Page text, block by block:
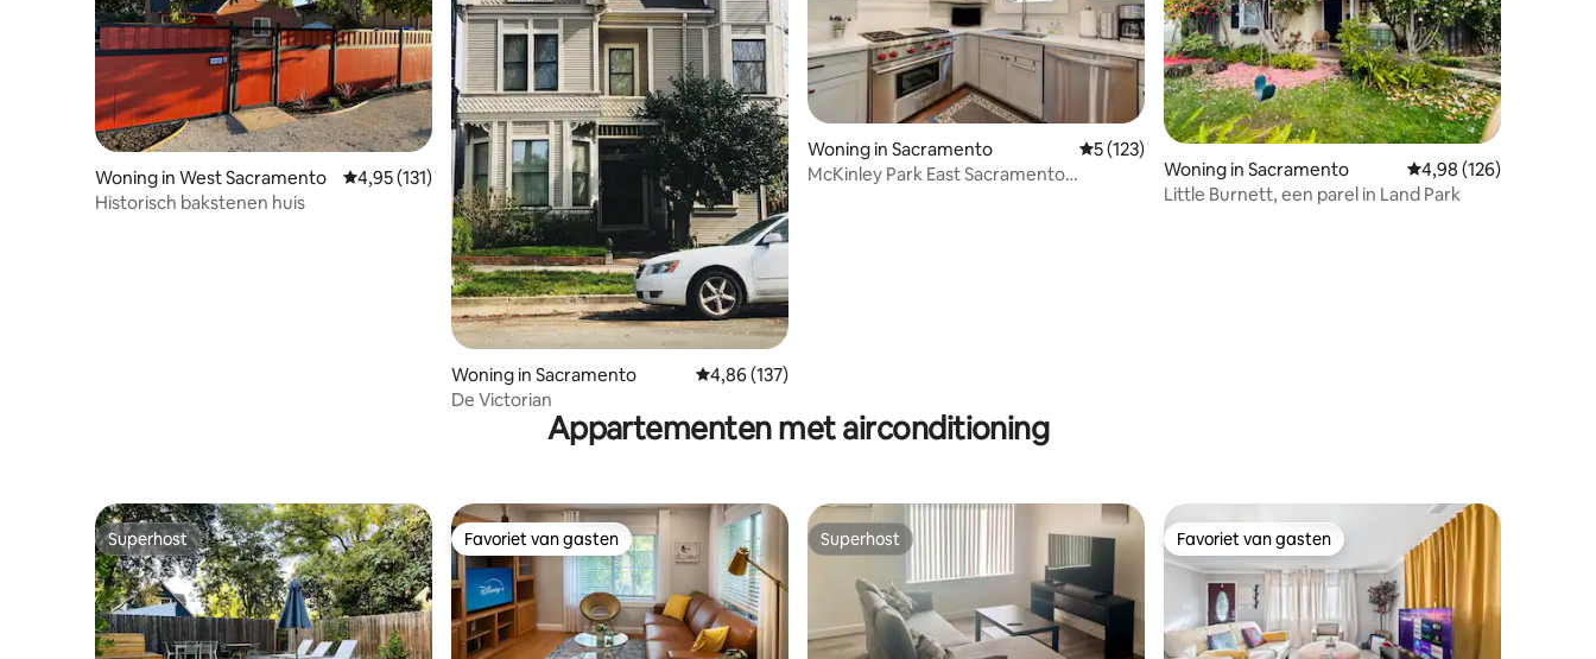
Woning in West Sacramento Gemiddelde beoordeling van 4,95 op 5, 131 recensies
4,95 (131)
Historisch bakstenen huis
Woning in Sacramento Gemiddelde beoordeling van 4,86 op 5, 137 recensies
4,86 (137)
De Victorian
Woning in Sacramento Gemiddelde beoordeling van 5 op 5, 123 recensies
5 (123)
McKinley Park East Sacramento
Woning in Sacramento Gemiddelde
4,98 (126)
Little Burnett, een parel in Land Park
Appartementen met airconditioning
Superhost
Superhost Favoriet van gasten
Favoriet van gasten Superhost
Superhost Favoriet van gasten
Favoriet van gasten